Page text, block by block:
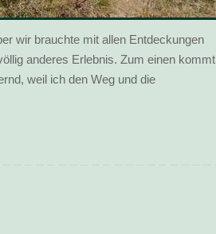
wir brauchte mit allen Entdeckungen
anderes Erlebnis. Zum einen kommt
weil ich den Weg und die